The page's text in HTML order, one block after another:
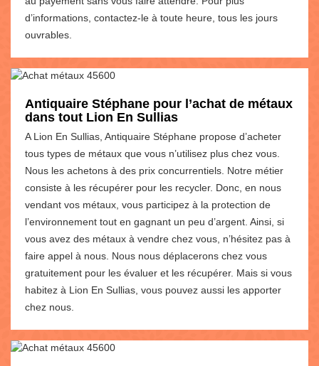
d’informations, contactez-le à toute heure, tous les jours
ouvrables.
Antiquaire Stéphane pour l’achat de métaux
dans tout Lion En Sullias
A Lion En Sullias, Antiquaire Stéphane propose d’acheter
tous types de métaux que vous n’utilisez plus chez vous.
Nous les achetons à des prix concurrentiels. Notre métier
consiste à les récupérer pour les recycler. Donc, en nous
vendant vos métaux, vous participez à la protection de
l’environnement tout en gagnant un peu d’argent. Ainsi, si
vous avez des métaux à vendre chez vous, n’hésitez pas à
faire appel à nous. Nous nous déplacerons chez vous
gratuitement pour les évaluer et les récupérer. Mais si vous
habitez à Lion En Sullias, vous pouvez aussi les apporter
chez nous.